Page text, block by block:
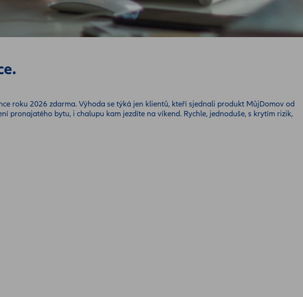
roku 2026 zdarma. Výhoda se týká jen klientů, kteří sjednali produkt MůjDomov od
pronajatého bytu, i chalupu kam jezdíte na víkend. Rychle, jednoduše, s krytím rizik,